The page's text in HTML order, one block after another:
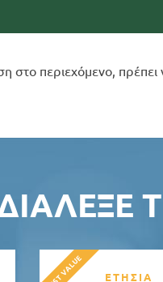
στο περιεχόμενο, πρέπει
ΕΤΗΣΙΑ